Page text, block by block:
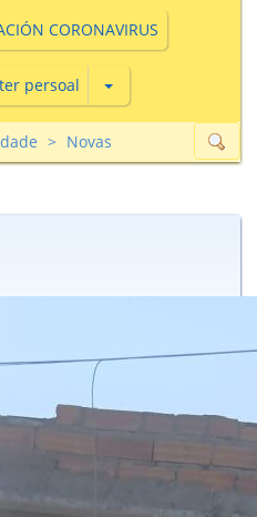
CORONAVIRUS
persoal Subsecciones de
Novas